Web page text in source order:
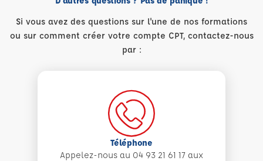
Si vous avez des questions sur l'une de nos formations
ou sur comment créer votre compte CPT, contactez-nous
par :
Téléphone
Appelez-nous au 04 93 21 61 17 aux